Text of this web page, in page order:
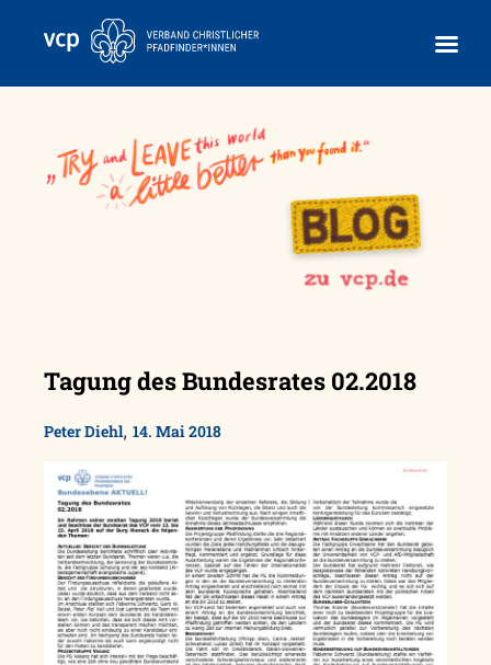
Tagung des Bundesrates 02.2018
Peter Diehl, 14. Mai 2018